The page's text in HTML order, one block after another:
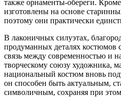
также орнаменты-обереги.
изготовлены на основе
поэтому они практически
В лаконичных силуэтах,
продуманных деталях костюмов
связь между современностью и
творческому союзу художника,
национальный костюм вновь
он способен быть актуальным,
символичным, сохраняя при